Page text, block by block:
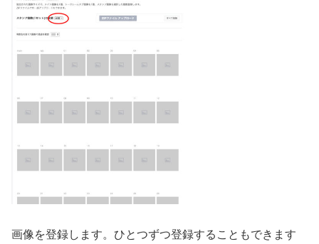
画像を登録します。ひとつずつ登録することもできます